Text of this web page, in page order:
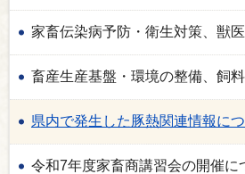
家畜伝染病予防・衛生対策、獣
畜産生産基盤・環境の整備、飼
県内で発生した豚熱関連情報に
令和7年度家畜商講習会の開催に